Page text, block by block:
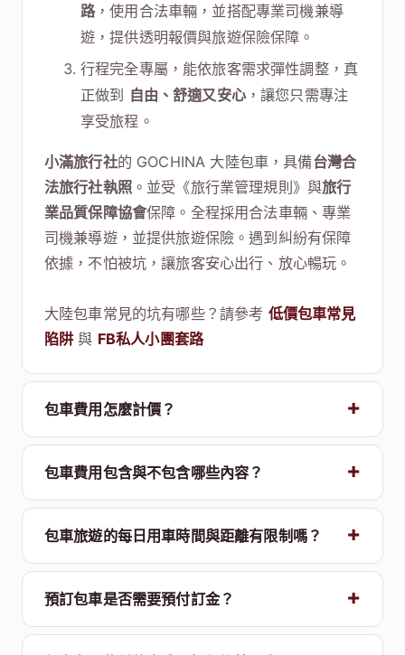
路，使用合法車輛，並搭配專業司機兼導
遊，提供透明報價與旅遊保險保障。
行程完全專屬，能依旅客需求彈性調整，真
正做到 自由、舒適又安心，讓您只需專注
享受旅程。
小滿旅行社的 GOCHINA 大陸包車，具備台灣合
法旅行社執照。並受《旅行業管理規則》與旅行
業品質保障協會保障。全程採用合法車輛、專業
司機兼導遊，並提供旅遊保險。遇到糾紛有保障
依據，不怕被坑，讓旅客安心出行、放心暢玩。
大陸包車常見的坑有哪些？請參考 低價包車常見
陷阱與 FB私人小團套路
包車費用怎麼計價？
包車費用包含與不包含哪些內容？
包車旅遊的每日用車時間與距離有限制嗎？
預訂包車是否需要預付訂金？